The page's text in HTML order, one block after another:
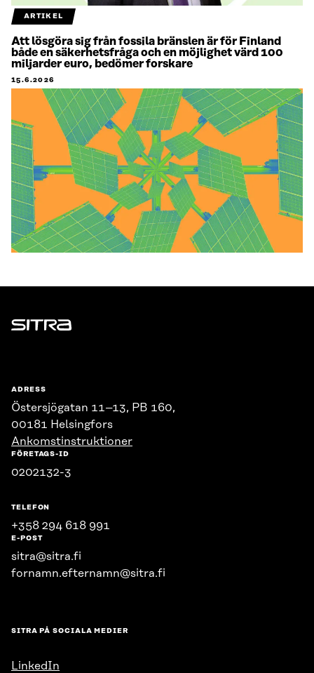
ARTIKEL
Att lösgöra sig från fossila bränslen är för Finland
både en säkerhetsfråga och en möjlighet värd 100
miljarder euro, bedömer forskare
15.6.2026
Sitra
ADRESS
Östersjögatan 11–13, PB 160,
00181 Helsingfors
Ankomstinstruktioner
FÖRETAGS-ID
0202132-3
TELEFON
+358 294 618 991
E-POST
sitra@sitra.fi
fornamn.efternamn@sitra.fi
SITRA PÅ SOCIALA MEDIER
LinkedIn